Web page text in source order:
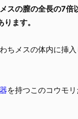
スの膣の全長の7
ます。
ちメスの体内に挿
を持つこのコウモ